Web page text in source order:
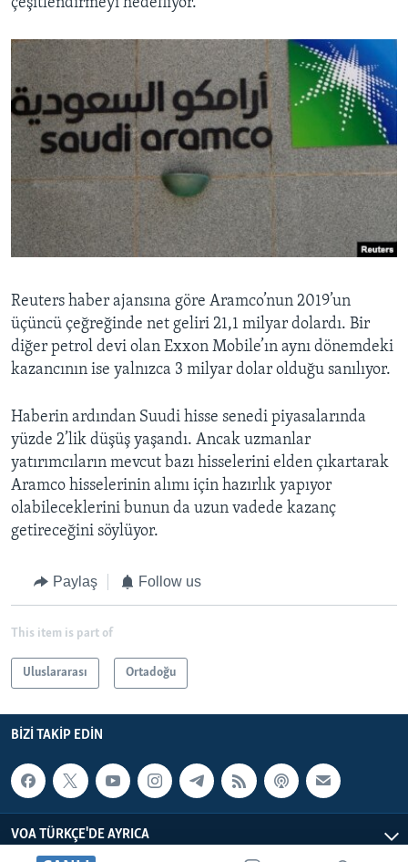
çeşitlendirmeyi hedefliyor.
Reuters haber ajansına göre Aramco’nun 2019’un
üçüncü çeğreğinde net geliri 21,1 milyar dolardı. Bir
diğer petrol devi olan Exxon Mobile’ın aynı dönemdeki
kazancının ise yalnızca 3 milyar dolar olduğu sanılıyor.
Haberin ardından Suudi hisse senedi piyasalarında
yüzde 2’lik düşüş yaşandı. Ancak uzmanlar
yatırımcıların mevcut bazı hisselerini elden çıkartarak
Aramco hisselerinin alımı için hazırlık yapıyor
olabileceklerini bunun da uzun vadede kazanç
getireceğini söylüyor.
Paylaş Follow us
This item is part of
Uluslararası Ortadoğu
BIZI TAKIP EDIN
VOA TÜRKÇE'DE AYRICA